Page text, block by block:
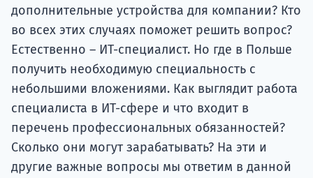
дополнительные устройства для компании? Кто
во всех этих случаях поможет решить вопрос?
Естественно – ИТ-специалист. Но где в Польше
получить необходимую специальность с
небольшими вложениями. Как выглядит работа
специалиста в ИТ-сфере и что входит в
перечень профессиональных обязанностей?
Сколько они могут зарабатывать? На эти и
другие важные вопросы мы ответим в данной